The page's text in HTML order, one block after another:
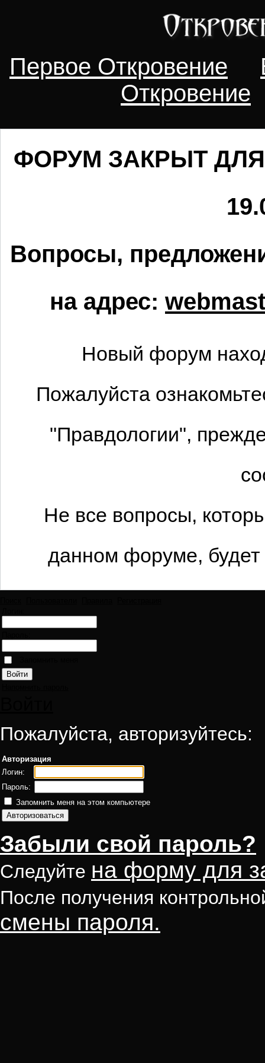
Первое Откровение
Откровение
ФОРУМ ЗАКРЫТ
Вопросы,
на адрес:
Новый форум
Пожалуйста
"Правдологии",
Не все вопросы,
данном форуме,
Пожалуйста, авторизуйтесь:
Авторизация
Логин:
Пароль:
Запомнить меня на этом компьютере
Забыли свой пароль?
Следуйте на форму для
После получения
смены пароля.